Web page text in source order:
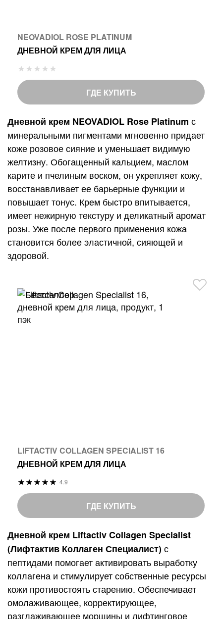
NEOVADIOL ROSE PLATINUM
ДНЕВНОЙ КРЕМ ДЛЯ ЛИЦА
Р
й
т
н
г
:
ГДЕ КУПИТЬ
Дневной крем NEOVADIOL Rose Platinum с
минеральными пигментами мгновенно придает
коже розовое сияние и уменьшает видимую
желтизну. Обогащенный кальцием, маслом
карите и пчелиным воском, он укрепляет кожу,
восстанавливает ее барьерные функции и
повышает тонус. Крем быстро впитывается,
имеет нежирную текстуру и деликатный аромат
розы. Уже после первого применения кожа
становится более эластичной, сияющей и
здоровой.
LIFTACTIV COLLAGEN SPECIALIST 16
ДНЕВНОЙ КРЕМ ДЛЯ ЛИЦА
Р
й
т
н
г
:
7
o
f
0
0
4.9
ГДЕ КУПИТЬ
Дневной крем Liftactiv Collagen Specialist
(Лифтактив Коллаген Специалист)с
пептидами помогает активировать выработку
коллагена и стимулирует собственные ресурсы
кожи противостоять старению. Обеспечивает
омолаживающее, корректирующее,
разглаживающее морщины и лифтинговое